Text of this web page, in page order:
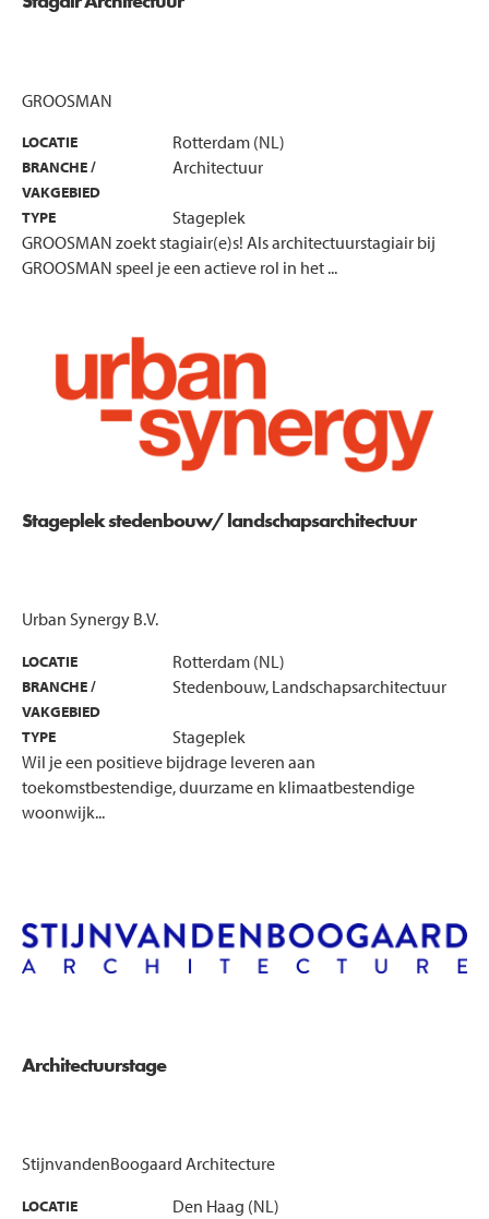
GROOSMAN
LOCATIE Rotterdam (NL)
BRANCHE /
VAKGEBIED
Architectuur
TYPE
Stageplek
GROOSMAN zoekt stagiair(e)s! Als architectuurstagiair bij
GROOSMAN speel je een actieve rol in het ...
Stageplek stedenbouw/ landschapsarchitectuur
Urban Synergy B.V.
LOCATIE Rotterdam (NL)
BRANCHE /
VAKGEBIED
Stedenbouw, Landschapsarchitectuur
TYPE
Stageplek
Wil je een positieve bijdrage leveren aan
toekomstbestendige, duurzame en klimaatbestendige
woonwijk...
Architectuurstage
StijnvandenBoogaard Architecture
LOCATIE Den Haag (NL)